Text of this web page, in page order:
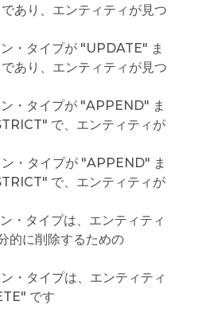
あり、エンティティが見つ
・タイプが "UPDATE" ま
あり、エンティティが見つ
・タイプが "APPEND" ま
で、エンティティが
・タイプが "APPEND" ま
で、エンティティが
・タイプは、エンティティ
的に削除するための
・タイプは、エンティティ
です